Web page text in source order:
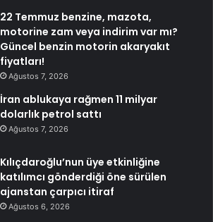
22 Temmuz benzine, mazota,
motorine zam veya indirim var mı?
Güncel benzin motorin akaryakıt
fiyatları!
Ağustos 7, 2026
İran ablukaya rağmen 11 milyar
dolarlık petrol sattı
Ağustos 7, 2026
Kılıçdaroğlu’nun üye etkinliğine
katılımcı gönderdiği öne sürülen
ajanstan çarpıcı itiraf
Ağustos 6, 2026